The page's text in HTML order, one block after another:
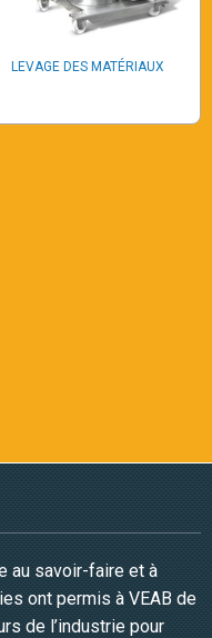
LEVAGE DES MATÉRIAUX
au savoir-faire et à
ont permis à VEAB de
de l’industrie pour